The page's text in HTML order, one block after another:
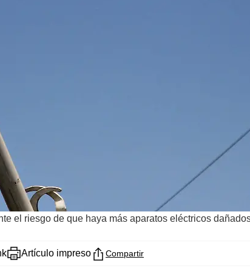
el riesgo de que haya más aparatos eléctricos
Artículo impreso Compartir